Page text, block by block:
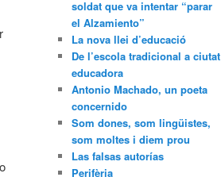
soldat que va intentar “parar
el Alzamiento”
La nova llei d’educació
De l’escola tradicional a ciutat
educadora
Antonio Machado, un poeta
concernido
Som dones, som lingüistes,
som moltes i diem prou
Las falsas autorías
Perifèria